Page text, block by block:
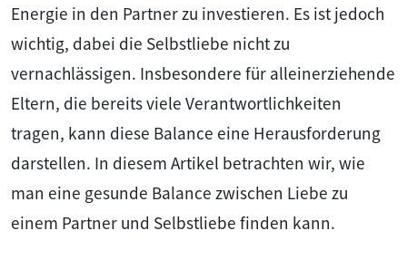
Energie in den Partner zu investieren. Es ist jedoch
wichtig, dabei die Selbstliebe nicht zu
vernachlässigen. Insbesondere für alleinerziehende
Eltern, die bereits viele Verantwortlichkeiten
tragen, kann diese Balance eine Herausforderung
darstellen. In diesem Artikel betrachten wir, wie
man eine gesunde Balance zwischen Liebe zu
einem Partner und Selbstliebe finden kann.